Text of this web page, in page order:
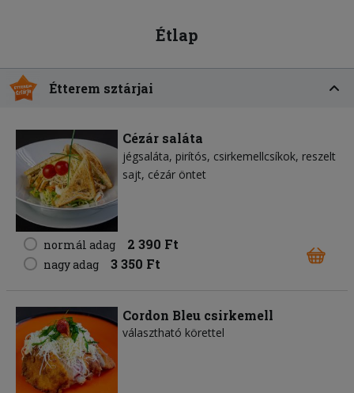
Étlap
Étterem sztárjai
Cézár saláta
jégsaláta pirítós csirkemellcsíkok reszelt
sajt cézár öntet
normál adag 2 390 Ft
nagy adag 3 350 Ft
Cordon Bleu csirkemell
választható körettel